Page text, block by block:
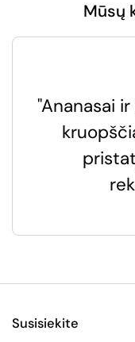
Mūsų
"Ananasai
Susisiekite